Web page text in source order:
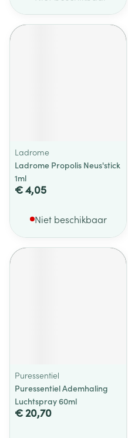
Ladrome
Ladrome Propolis Neus'stick
1ml
€ 4,05
Niet beschikbaar
Puressentiel
Puressentiel Ademhaling
Luchtspray 60ml
€ 20,70